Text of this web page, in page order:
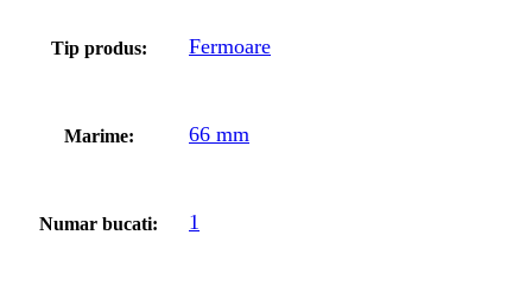
Tip produs: Fermoare
Marime: 66 mm
Numar bucati: 1